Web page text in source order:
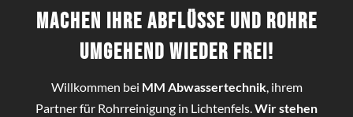
machen Ihre Abflüsse und Rohre
umgehend wieder frei!
Willkommen bei MM Abwassertechnik, ihrem
Partner für Rohrreinigung in Lichtenfels.Wir stehen